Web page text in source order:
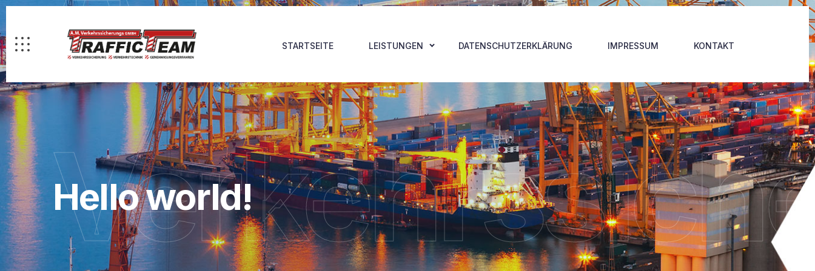
STARTSEITE LEISTUNGEN DATENSCHUTZERKLÄRUNG IMPRESSUM KONTAKT
Hello world!